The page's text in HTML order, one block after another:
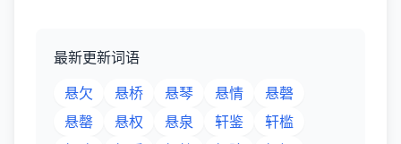
最新更新词语
悬欠
悬桥 悬琴 悬情
悬磬
悬罄
悬权 悬泉 轩鉴
轩槛